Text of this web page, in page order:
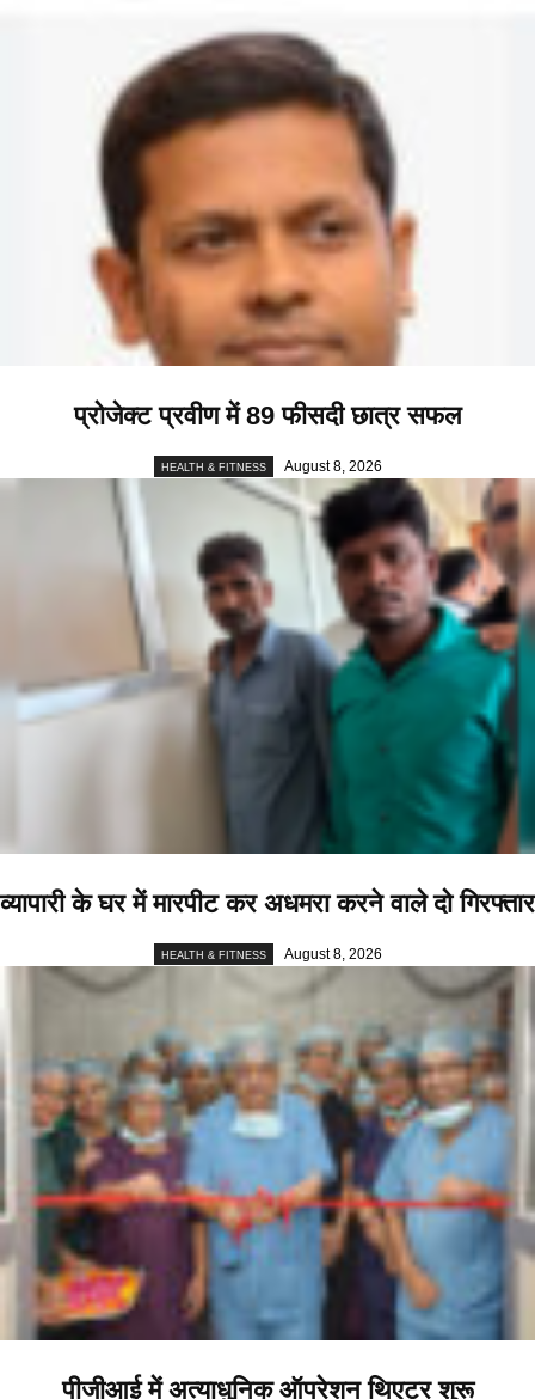
प्रोजेक्ट प्रवीण में 89 फीसदी छात्र सफल
HEALTH & FITNESS August 8, 2026
व्यापारी के घर में मारपीट कर अधमरा करने वाले दो गिरफ्तार
HEALTH & FITNESS August 8, 2026
पीजीआई में अत्याधुनिक ऑपरेशन थिएटर शुरू